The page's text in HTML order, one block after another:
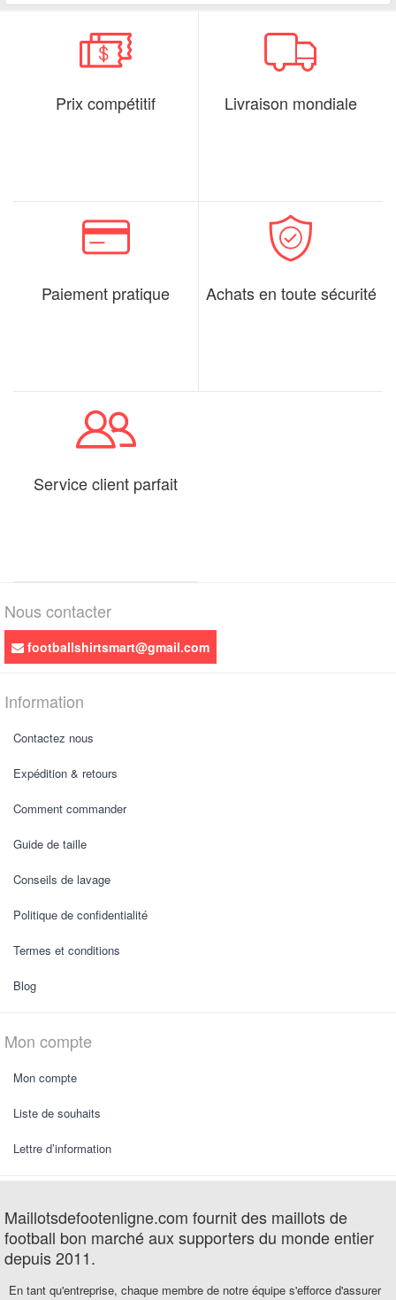
Prix compétitif Livraison mondiale
Paiement pratique Achats en toute sécurité
Service client parfait
Nous contacter
footballshirtsmart@gmail.com
Information
Contactez nous
Expédition & retours
Comment commander
Guide de taille
Conseils de lavage
Politique de confidentialité
Termes et conditions
Blog
Mon compte
Mon compte
Liste de souhaits
Lettre d’information
Maillotsdefootenligne.com fournit des maillots de
football bon marché aux supporters du monde entier
depuis 2011.
En tant qu'entreprise, chaque membre de notre équipe s'efforce d'assurer